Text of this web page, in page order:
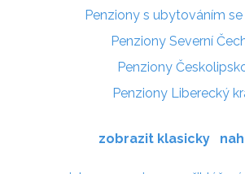
Penziony s ubytováním
Penziony Severní
Penziony
Penziony Liberecký
zobrazit klasicky